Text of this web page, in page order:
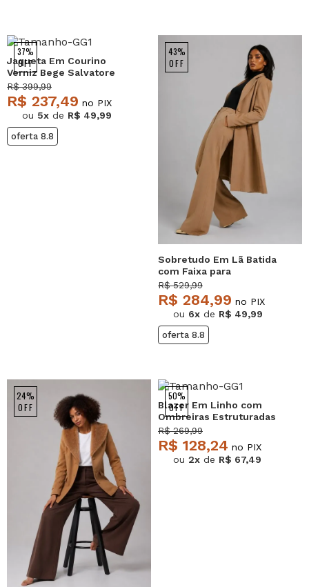
37%
OFF
Jaqueta Em Courino
Verniz Bege Salvatore
R$ 399,99
R$ 237,49 no PIX
ou 5x de R$ 49,99
oferta 8.8
43%
OFF
Sobretudo Em Lã Batida
com Faixa para
Amarração Bege
Salvatore
R$ 529,99
R$ 284,99 no PIX
ou 6x de R$ 49,99
oferta 8.8
24%
OFF
50%
OFF
Blazer Em Linho com
Ombreiras Estruturadas
Bordô Salvatore
R$ 269,99
R$ 128,24 no PIX
ou 2x de R$ 67,49